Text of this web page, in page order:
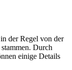
der Regel von der
Durch
einige Details